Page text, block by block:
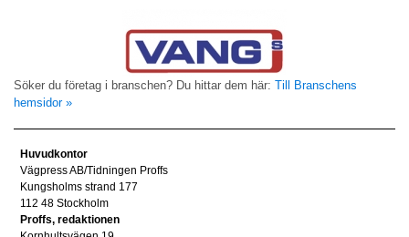
Söker du företag i branschen? Du hittar dem här: Till Branschens
hemsidor »
Huvudkontor
Vägpress AB/Tidningen Proffs
Kungsholms strand 177
112 48 Stockholm
Proffs, redaktionen